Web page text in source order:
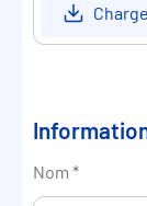
Nom *